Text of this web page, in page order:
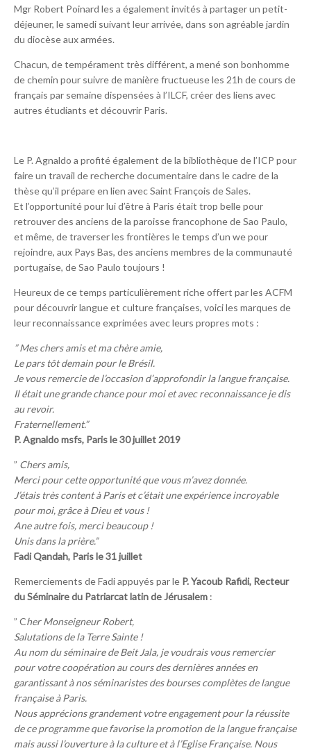
Mgr Robert Poinard les a également invités à partager un petit-
déjeuner, le samedi suivant leur arrivée, dans son agréable jardin
du diocèse aux armées.
Chacun, de tempérament très différent, a mené son bonhomme
de chemin pour suivre de manière fructueuse les 21h de cours de
français par semaine dispensées à l’ILCF, créer des liens avec
autres étudiants et découvrir Paris.
Le P. Agnaldo a profité également de la bibliothèque de l’ICP pour
faire un travail de recherche documentaire dans le cadre de la
thèse qu’il prépare en lien avec Saint François de Sales.
Et l’opportunité pour lui d’être à Paris était trop belle pour
retrouver des anciens de la paroisse francophone de Sao Paulo,
et même, de traverser les frontières le temps d’un we pour
rejoindre, aux Pays Bas, des anciens membres de la communauté
portugaise, de Sao Paulo toujours !
Heureux de ce temps particulièrement riche offert par les ACFM
pour découvrir langue et culture françaises, voici les marques de
leur reconnaissance exprimées avec leurs propres mots :
” Mes chers amis et ma chère amie,
Le pars tôt demain pour le Brésil.
Je vous remercie de l’occasion d’approfondir la langue française.
Il était une grande chance pour moi et avec reconnaissance je dis
au revoir.
Fraternellement.”
P. Agnaldo msfs, Paris le 30 juillet 2019
” Chers amis,
Merci pour cette opportunité que vous m’avez donnée.
J’étais très content à Paris et c’était une expérience incroyable
pour moi, grâce à Dieu et vous !
Ane autre fois, merci beaucoup !
Unis dans la prière.”
Fadi Qandah, Paris le 31 juillet
Remerciements de Fadi appuyés par le P. Yacoub Rafidi, Recteur
du Séminaire du Patriarcat latin de Jérusalem :
” Cher Monseigneur Robert,
Salutations de la Terre Sainte !
Au nom du séminaire de Beit Jala, je voudrais vous remercier
pour votre coopération au cours des dernières années en
garantissant à nos séminaristes des bourses complètes de langue
française à Paris.
Nous apprécions grandement votre engagement pour la réussite
de ce programme que favorise la promotion de la langue française
mais aussi l’ouverture à la culture et à l’Eglise Française. Nous